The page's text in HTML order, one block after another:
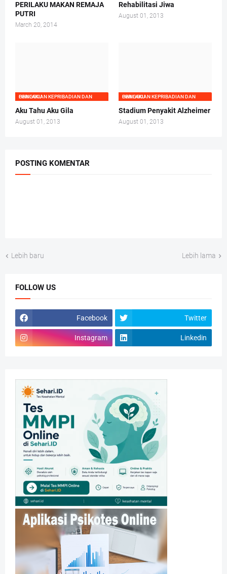
PERILAKU MAKAN REMAJA
PUTRI
March 20, 2014
Rehabilitasi Jiwa
August 01, 2013
GANGGUAN KEPRIBADIAN DAN PERILAKU
Aku Tahu Aku Gila
August 01, 2013
GANGGUAN KEPRIBADIAN DAN PERILAKU
Stadium Penyakit Alzheimer
August 01, 2013
POSTING KOMENTAR
Lebih baru Lebih lama
FOLLOW US
Facebook Twitter
Instagram Linkedin